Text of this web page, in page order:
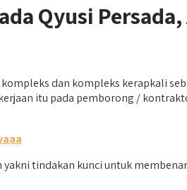
Qyusi
dan kompleks kerapkali
itu pada pemborong /
tindakan kunci untuk